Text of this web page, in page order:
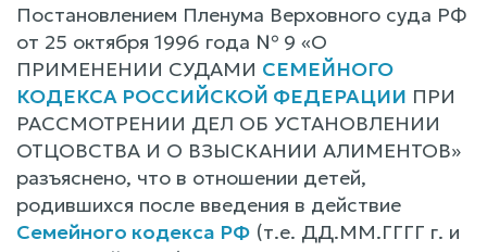
Постановлением Пленума Верховного суда РФ
от 25 октября 1996 года № 9 «О
ПРИМЕНЕНИИ СУДАМИ СЕМЕЙНОГО
КОДЕКСА РОССИЙСКОЙ ФЕДЕРАЦИИ ПРИ
РАССМОТРЕНИИ ДЕЛ ОБ УСТАНОВЛЕНИИ
ОТЦОВСТВА И О ВЗЫСКАНИИ АЛИМЕНТОВ»
разъяснено, что в отношении детей,
родившихся после введения в действие
Семейного кодекса РФ (т.е. ДД.ММ.ГГГГ г. и